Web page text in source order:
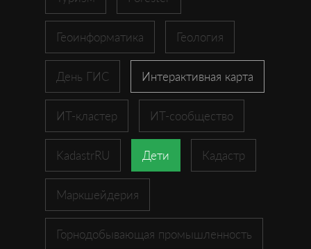
Геоинформатика Геология
День ГИС Интерактивная карта
ИТ-кластер ИТ-сообщество
KadastrRU Дети Кадастр
Маркшейдерия
Горнодобывающая промышленность